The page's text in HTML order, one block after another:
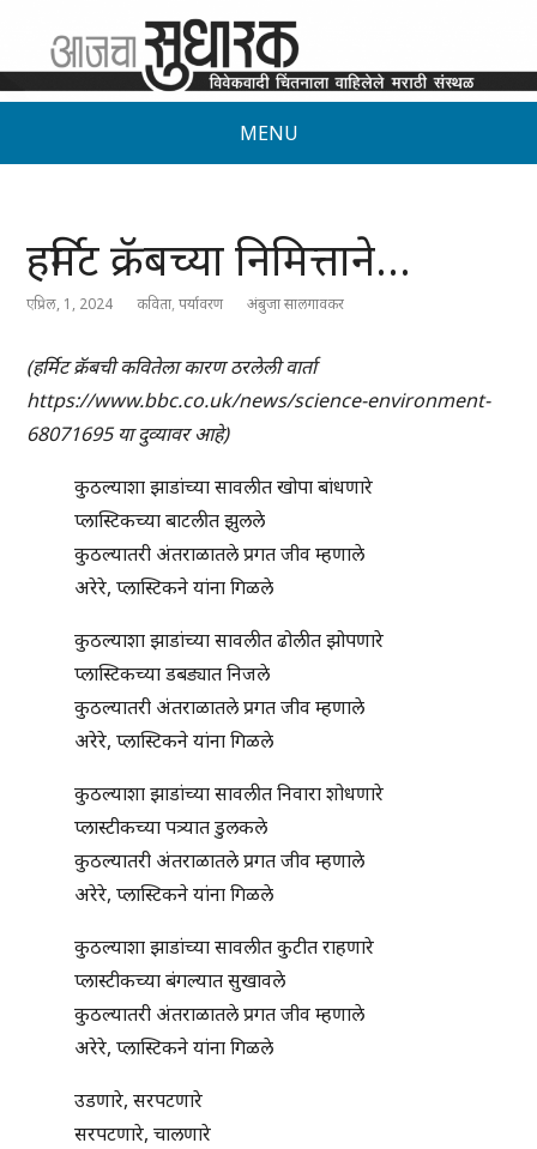
MENU
हर्मिट क्रॅबच्या निमित्ताने…
एप्रिल, 1, 2024 कविता,पर्यावरण अंबुजा सालगावकर
(हर्मिट क्रॅबची कवितेला कारण ठरलेली वार्ता
https://www.bbc.co.uk/news/science-environment-
68071695 या दुव्यावर आहे)
कुठल्याशा झाडांच्या सावलीत खोपा बांधणारे
प्लास्टिकच्या बाटलीत झुलले
कुठल्यातरी अंतराळातले प्रगत जीव म्हणाले
अरेरे, प्लास्टिकने यांना गिळले
कुठल्याशा झाडांच्या सावलीत ढोलीत झोपणारे
प्लास्टिकच्या डबड्यात निजले
कुठल्यातरी अंतराळातले प्रगत जीव म्हणाले
अरेरे, प्लास्टिकने यांना गिळले
कुठल्याशा झाडांच्या सावलीत निवारा शोधणारे
प्लास्टीकच्या पत्र्यात डुलकले
कुठल्यातरी अंतराळातले प्रगत जीव म्हणाले
अरेरे, प्लास्टिकने यांना गिळले
कुठल्याशा झाडांच्या सावलीत कुटीत राहणारे
प्लास्टीकच्या बंगल्यात सुखावले
कुठल्यातरी अंतराळातले प्रगत जीव म्हणाले
अरेरे, प्लास्टिकने यांना गिळले
उडणारे, सरपटणारे
सरपटणारे, चालणारे